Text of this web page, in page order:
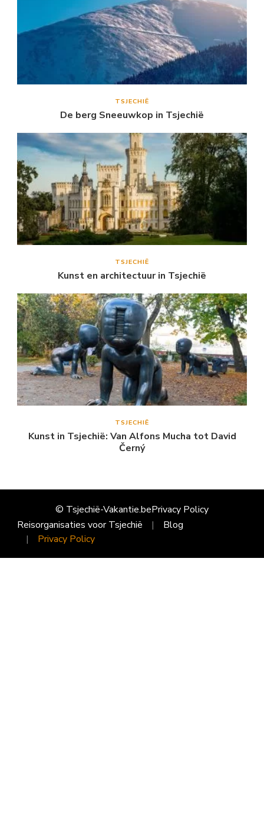
TSJECHIË
De berg Sneeuwkop in Tsjechië
TSJECHIË
Kunst en architectuur in Tsjechië
TSJECHIË
Kunst in Tsjechië: Van Alfons Mucha tot David
Černý
© Tsjechië-Vakantie.bePrivacy Policy
Reisorganisaties voor Tsjechië
Blog
Privacy Policy